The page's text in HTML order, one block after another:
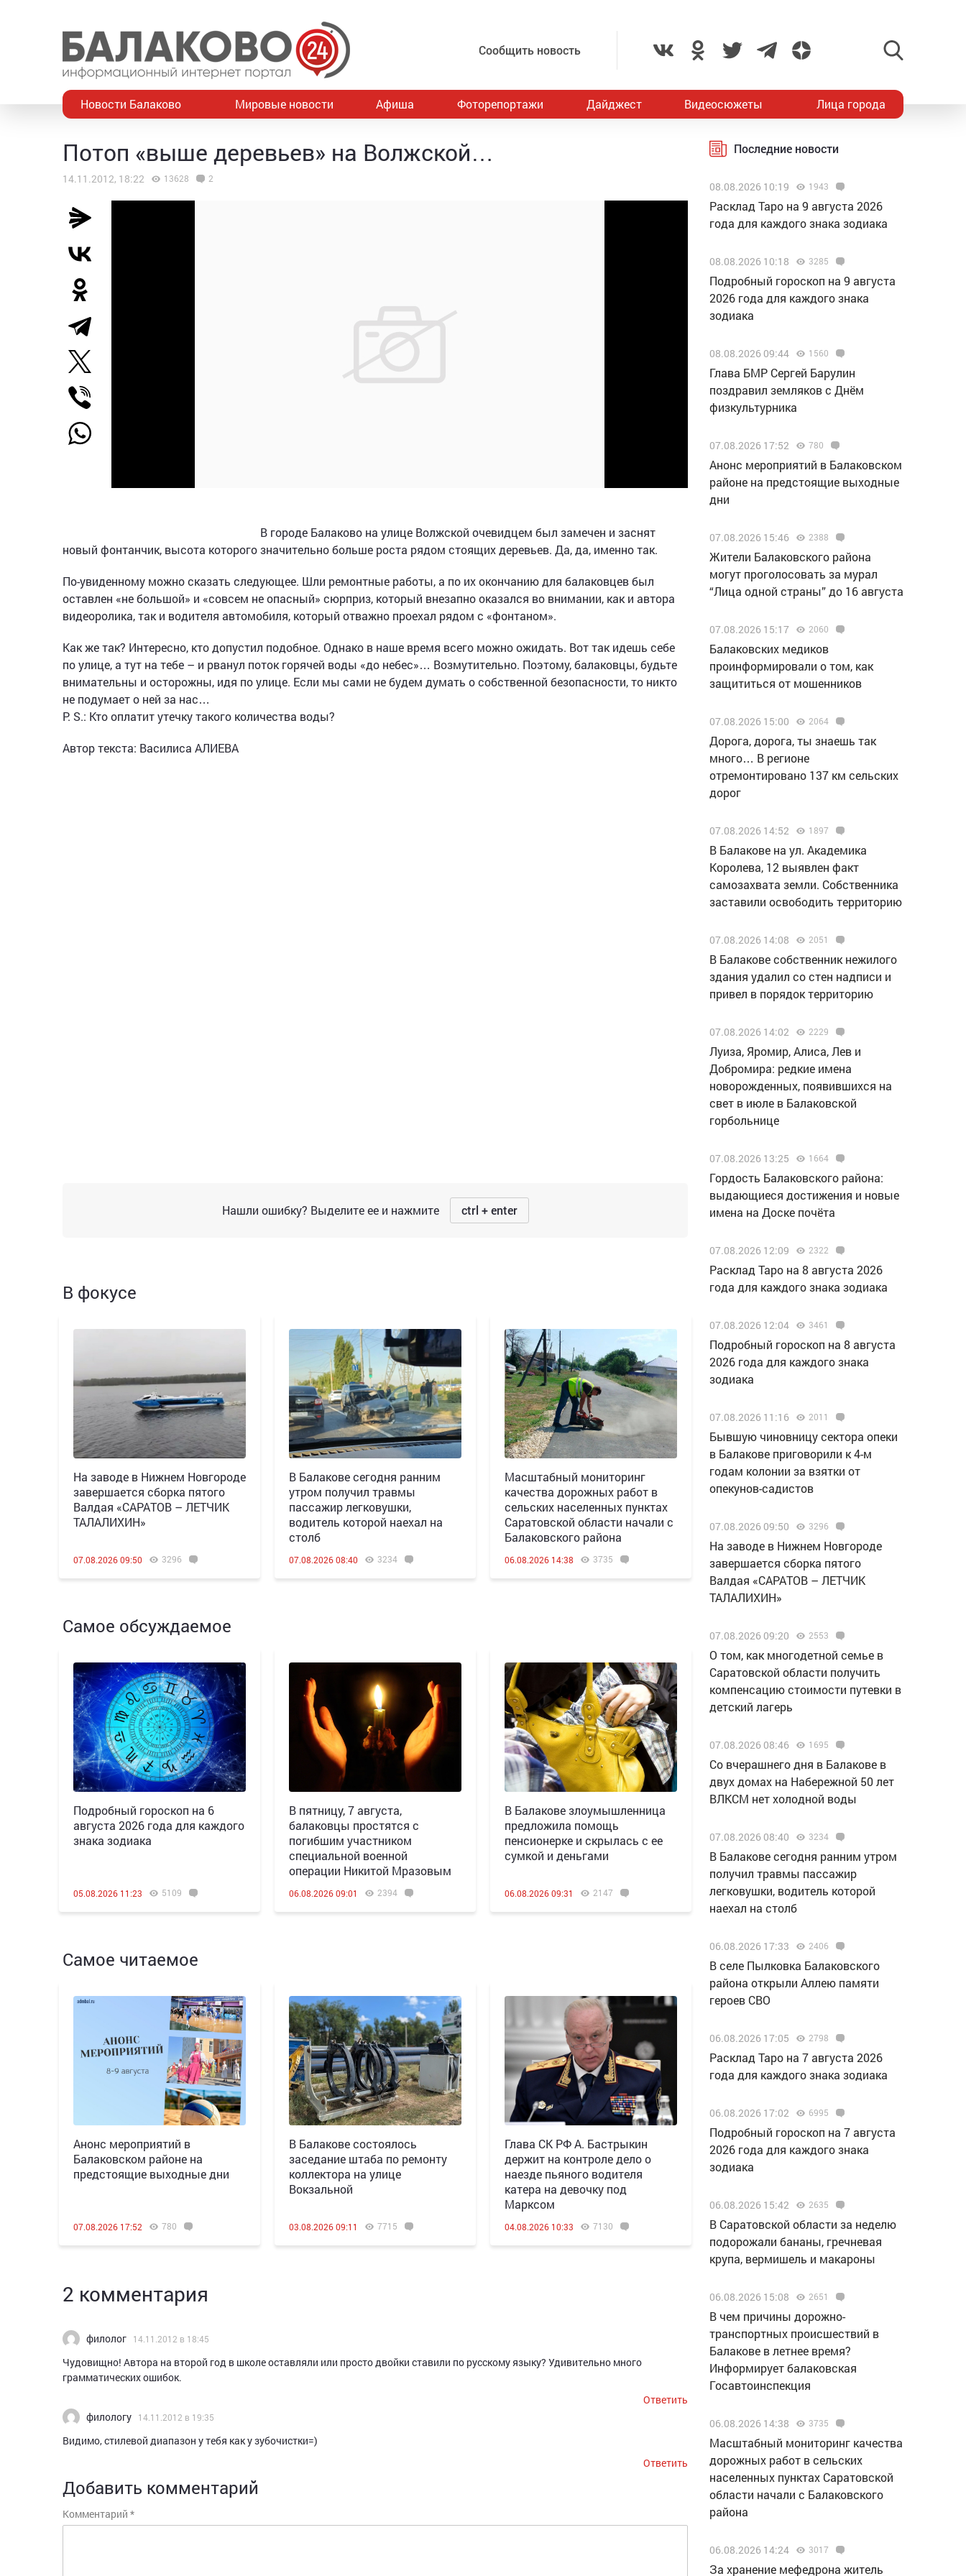
Сообщить новость
Новости Балаково Мировые новости Афиша Фоторепортажи Дайджест Видеосюжеты Лица города
Потоп «выше деревьев» на Волжской…
14.11.2012, 18:22 13628 2
В городе Балаково на улице Волжской очевидцем был замечен и заснят
новый фонтанчик, высота которого значительно больше роста рядом стоящих деревьев. Да, да, именно так.
По-увиденному можно сказать следующее. Шли ремонтные работы, а по их окончанию для балаковцев был
оставлен «не большой» и «совсем не опасный» сюрприз, который внезапно оказался во внимании, как и автора
видеоролика, так и водителя автомобиля, который отважно проехал рядом с «фонтаном».
Как же так? Интересно, кто допустил подобное. Однако в наше время всего можно ожидать. Вот так идешь себе
по улице, а тут на тебе – и рванул поток горячей воды «до небес»… Возмутительно. Поэтому, балаковцы, будьте
внимательны и осторожны, идя по улице. Если мы сами не будем думать о собственной безопасности, то никто
не подумает о ней за нас…
P. S.: Кто оплатит утечку такого количества воды?
Автор текста: Василиса АЛИЕВА
Нашли ошибку? Выделите ее и нажмите ctrl + enter
В фокусе
Н️а заводе в Нижнем Новгороде
завершается сборка пятого
Валдая «САРАТОВ – ЛЕТЧИК
ТАЛАЛИХИН»
07.08.2026 09:50 3296
В Балакове сегодня ранним
утром получил травмы
пассажир легковушки,
водитель которой наехал на
столб
07.08.2026 08:40 3234
Масштабный мониторинг
качества дорожных работ в
сельских населенных пунктах
Саратовской области начали с
Балаковского района
06.08.2026 14:38 3735
Самое обсуждаемое
Подробный гороскоп на 6
августа 2026 года для каждого
знака зодиака
05.08.2026 11:23 5109
В пятницу, 7 августа,
балаковцы простятся с
погибшим участником
специальной военной
операции Никитой Мразовым
06.08.2026 09:01 2394
В Балакове злоумышленница
предложила помощь
пенсионерке и скрылась с ее
сумкой и деньгами
06.08.2026 09:31 2147
Самое читаемое
Анонс мероприятий в
Балаковском районе на
предстоящие выходные дни
07.08.2026 17:52 780
В Балакове состоялось
заседание штаба по ремонту
коллектора на улице
Вокзальной
03.08.2026 09:11 7715
Глава СК РФ А. Бастрыкин
держит на контроле дело о
наезде пьяного водителя
катера на девочку под
Марксом
04.08.2026 10:33 7130
2 комментария
филолог 14.11.2012 в 18:45
Чудовищно! Автора на второй год в школе оставляли или просто двойки ставили по русскому языку? Удивительно много
грамматических ошибок.
Ответить
филологу
14.11.2012 в 19:35
Видимо, стилевой диапазон у тебя как у зубочистки=)
Ответить
Добавить комментарий
Комментарий *
Последние новости
08.08.2026 10:19 1943
Расклад Таро на 9 августа 2026
года для каждого знака зодиака
08.08.2026 10:18 3285
Подробный гороскоп на 9 августа
2026 года для каждого знака
зодиака
08.08.2026 09:44 1560
Глава БМР Сергей Барулин
поздравил земляков с Днём
физкультурника
07.08.2026 17:52 780
Анонс мероприятий в Балаковском
районе на предстоящие выходные
дни
07.08.2026 15:46 2388
Жители Балаковского района
могут проголосовать за мурал
“Лица одной страны” до 16 августа
07.08.2026 15:17 2060
Балаковских медиков
проинформировали о том, как
защититься от мошенников
07.08.2026 15:00 2064
Дорога, дорога, ты знаешь так
много… В регионе
отремонтировано 137 км сельских
дорог
07.08.2026 14:52 1897
В Балакове на ул. Академика
Королева, 12 выявлен факт
самозахвата земли. Собственника
заставили освободить территорию
07.08.2026 14:08 2051
В Балакове собственник нежилого
здания удалил со стен надписи и
привел в порядок территорию
07.08.2026 14:02 2229
Луиза, Яромир, Алиса, Лев и
Добромира: редкие имена
новорожденных, появившихся на
свет в июле в Балаковской
горбольнице
07.08.2026 13:25 1664
Гордость Балаковского района:
выдающиеся достижения и новые
имена на Доске почёта
07.08.2026 12:09 2322
Расклад Таро на 8 августа 2026
года для каждого знака зодиака
07.08.2026 12:04 3461
Подробный гороскоп на 8 августа
2026 года для каждого знака
зодиака
07.08.2026 11:16 2011
Бывшую чиновницу сектора опеки
в Балакове приговорили к 4-м
годам колонии за взятки от
опекунов-садистов
07.08.2026 09:50 3296
Н️а заводе в Нижнем Новгороде
завершается сборка пятого
Валдая «САРАТОВ – ЛЕТЧИК
ТАЛАЛИХИН»
07.08.2026 09:20 2553
О том, как многодетной семье в
Саратовской области получить
компенсацию стоимости путевки в
детский лагерь
07.08.2026 08:46 1695
Со вчерашнего дня в Балакове в
двух домах на Набережной 50 лет
ВЛКСМ нет холодной воды
07.08.2026 08:40 3234
В Балакове сегодня ранним утром
получил травмы пассажир
легковушки, водитель которой
наехал на столб
06.08.2026 17:33 2406
В селе Пылковка Балаковского
района открыли Аллею памяти
героев СВО
06.08.2026 17:05 2798
Расклад Таро на 7 августа 2026
года для каждого знака зодиака
06.08.2026 17:02 6995
Подробный гороскоп на 7 августа
2026 года для каждого знака
зодиака
06.08.2026 15:42 2635
В Саратовской области за неделю
подорожали бананы, гречневая
крупа, вермишель и макароны
06.08.2026 15:08 2651
В чем причины дорожно-
транспортных происшествий в
Балакове в летнее время?
Информирует балаковская
Госавтоинспекция
06.08.2026 14:38 3735
Масштабный мониторинг качества
дорожных работ в сельских
населенных пунктах Саратовской
области начали с Балаковского
района
06.08.2026 14:24 3017
За хранение мефедрона житель